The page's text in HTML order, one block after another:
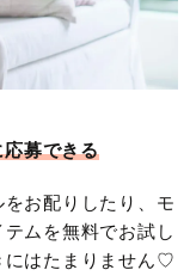
募できる
お配りしたり、モ
ムを無料でお試し
にはたまりません♡